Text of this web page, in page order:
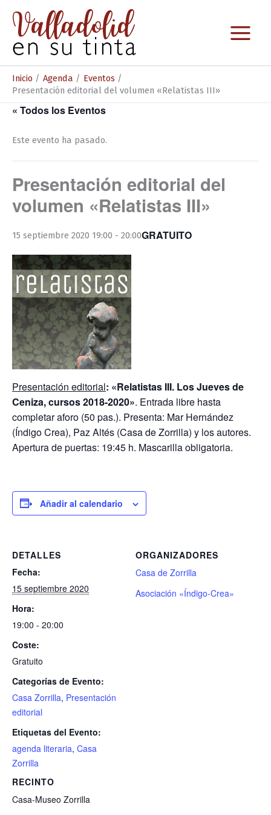
contenido
Inicio Agenda
Eventos
Presentación editorial del volumen «Relatistas III»
« Todos los Eventos
Este evento ha pasado.
Presentación editorial del
volumen «Relatistas III»
15 septiembre 2020 19:00 - 20:00GRATUITO
Presentación editorial: «Relatistas III. Los Jueves de
Ceniza, cursos 2018-2020». Entrada libre hasta
completar aforo (50 pas.). Presenta: Mar Hernández
(Índigo Crea), Paz Altés (Casa de Zorrilla) y los autores.
Apertura de puertas: 19:45 h. Mascarilla obligatoria.
Añadir al calendario
DETALLES
Fecha:
15 septiembre 2020
Hora:
19:00 - 20:00
Coste:
Gratuito
Categorías de Evento:
Casa Zorrilla, Presentación
editorial
Etiquetas del Evento:
agenda literaria, Casa
Zorrilla
RECINTO
Casa-Museo Zorrilla
ORGANIZADORES
Casa de Zorrilla
Asociación «Índigo-Crea»